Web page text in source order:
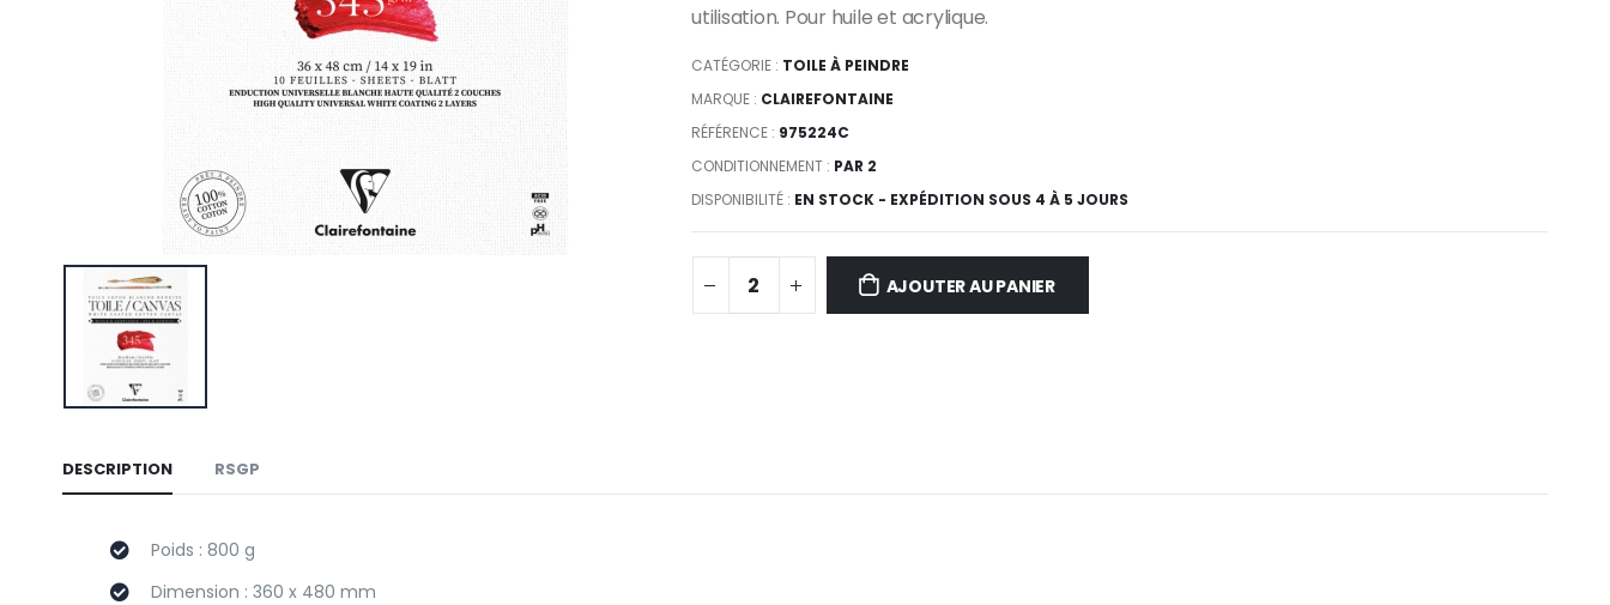
utilisation. Pour huile et acrylique.
CATÉGORIE : TOILE À PEINDRE
MARQUE : CLAIREFONTAINE
RÉFÉRENCE : 975224C
CONDITIONNEMENT : PAR 2
DISPONIBILITÉ : EN STOCK - EXPÉDITION SOUS 4 À 5 JOURS
AJOUTER AU PANIER
DESCRIPTION RSGP
Poids : 800 g
Dimension : 360 x 480 mm